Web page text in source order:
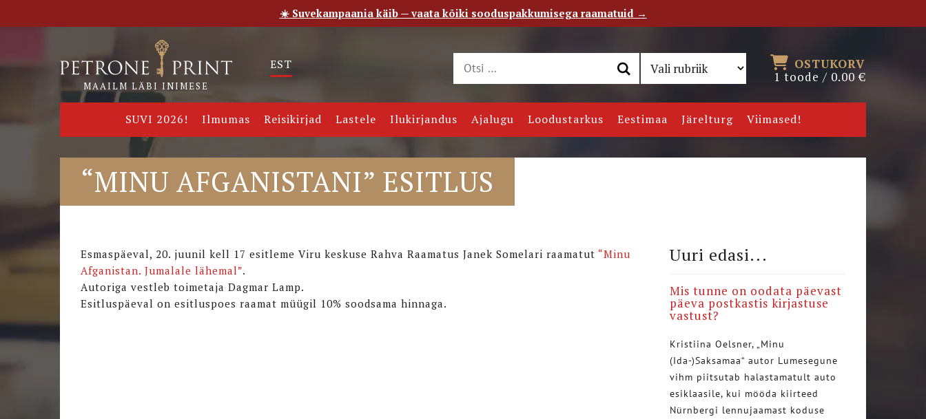
Meie saade Kontakt
MAAILM LÄBI INIMESE
EST
OSTUKORV
1 toode / 0.00€
SUVI 2026! Ilmumas Reisikirjad Lastele Ilukirjandus Ajalugu Loodustarkus Eestimaa Järelturg Viimased!
“MINU AFGANISTANI” ESITLUS
Esmaspäeval, 20. juunil kell 17 esitleme Viru keskuse Rahva Raamatus Janek Somelari raamatut “Minu
Afganistan. Jumalale lähemal”.
Autoriga vestleb toimetaja Dagmar Lamp.
Esitluspäeval on esitluspoes raamat müügil 10% soodsama hinnaga.
Uuri edasi...
Mis tunne on oodata päevast
päeva postkastis kirjastuse
vastust?
Kristiina Oelsner, „Minu
(Ida-)Saksamaa“ autor Lumesegune
vihm piitsutab halastamatult auto
esiklaasile, kui mööda kiirteed
Nürnbergi lennujaamast koduse
☀️ Suvekampaania käib — vaata kõiki sooduspakkumisega raamatuid →